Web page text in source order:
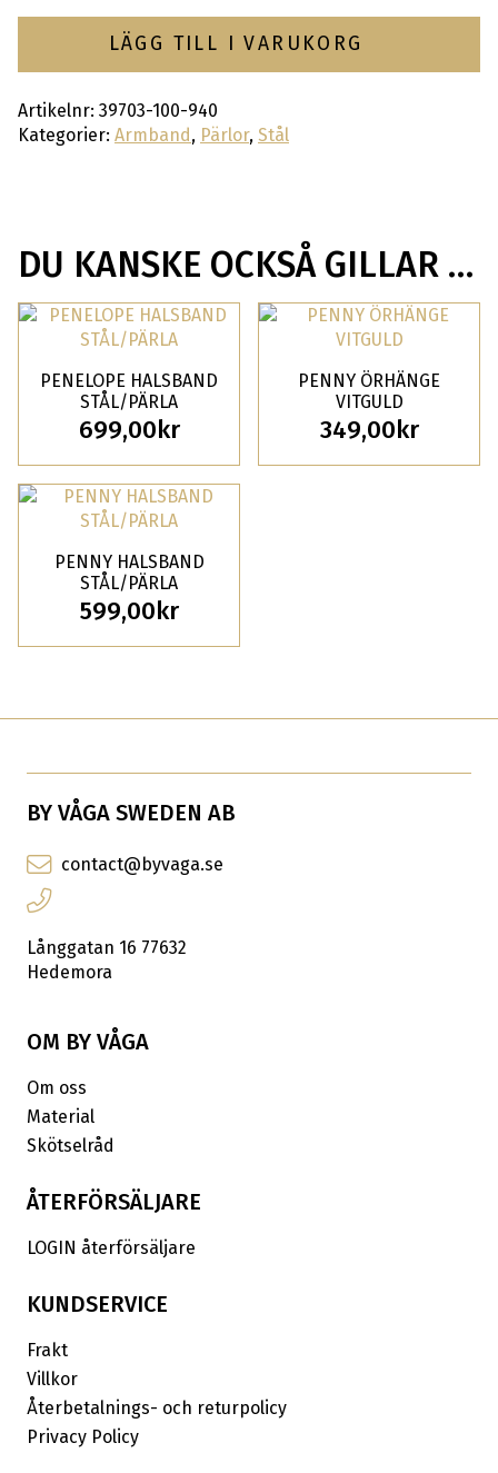
LÄGG TILL I VARUKORG
Artikelnr: 39703-100-940
Kategorier: Armband , Pärlor, Stål
DU KANSKE OCKSÅ GILLAR …
PENELOPE HALSBAND
STÅL/PÄRLA
699,00kr
PENNY ÖRHÄNGE
VITGULD
349,00kr
PENNY HALSBAND
STÅL/PÄRLA
599,00kr
BY VÅGA SWEDEN AB
contact@byvaga.se
Långgatan 16 77632
Hedemora
OM BY VÅGA
Om oss
Material
Skötselråd
ÅTERFÖRSÄLJARE
LOGIN återförsäljare
KUNDSERVICE
Frakt
Villkor
Återbetalnings- och returpolicy
Privacy Policy